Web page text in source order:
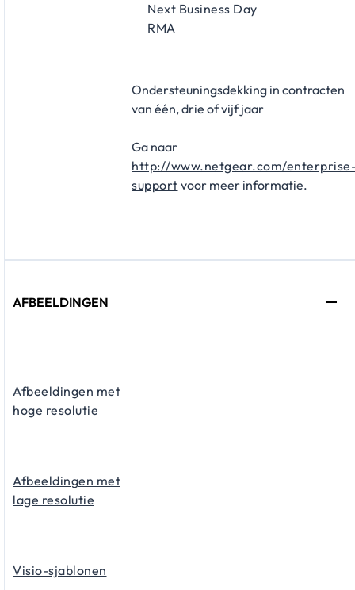
Next Business Day
RMA
Ondersteuningsdekking in contracten
van één, drie of vijf jaar
Ga naar
http://www.netgear.com/
support voor meer informatie.
AFBEELDINGEN
Afbeeldingen met
hoge resolutie
Afbeeldingen met
lage resolutie
Visio-sjablonen